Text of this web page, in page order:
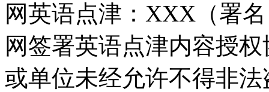
网英语点津：XXX（署
网签署英语点津内容授
或单位未经允许不得非